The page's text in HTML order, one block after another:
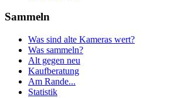
Sammeln
Was sind alte Kameras wert?
Was sammeln?
Alt gegen neu
Kaufberatung
Am Rande...
Statistik